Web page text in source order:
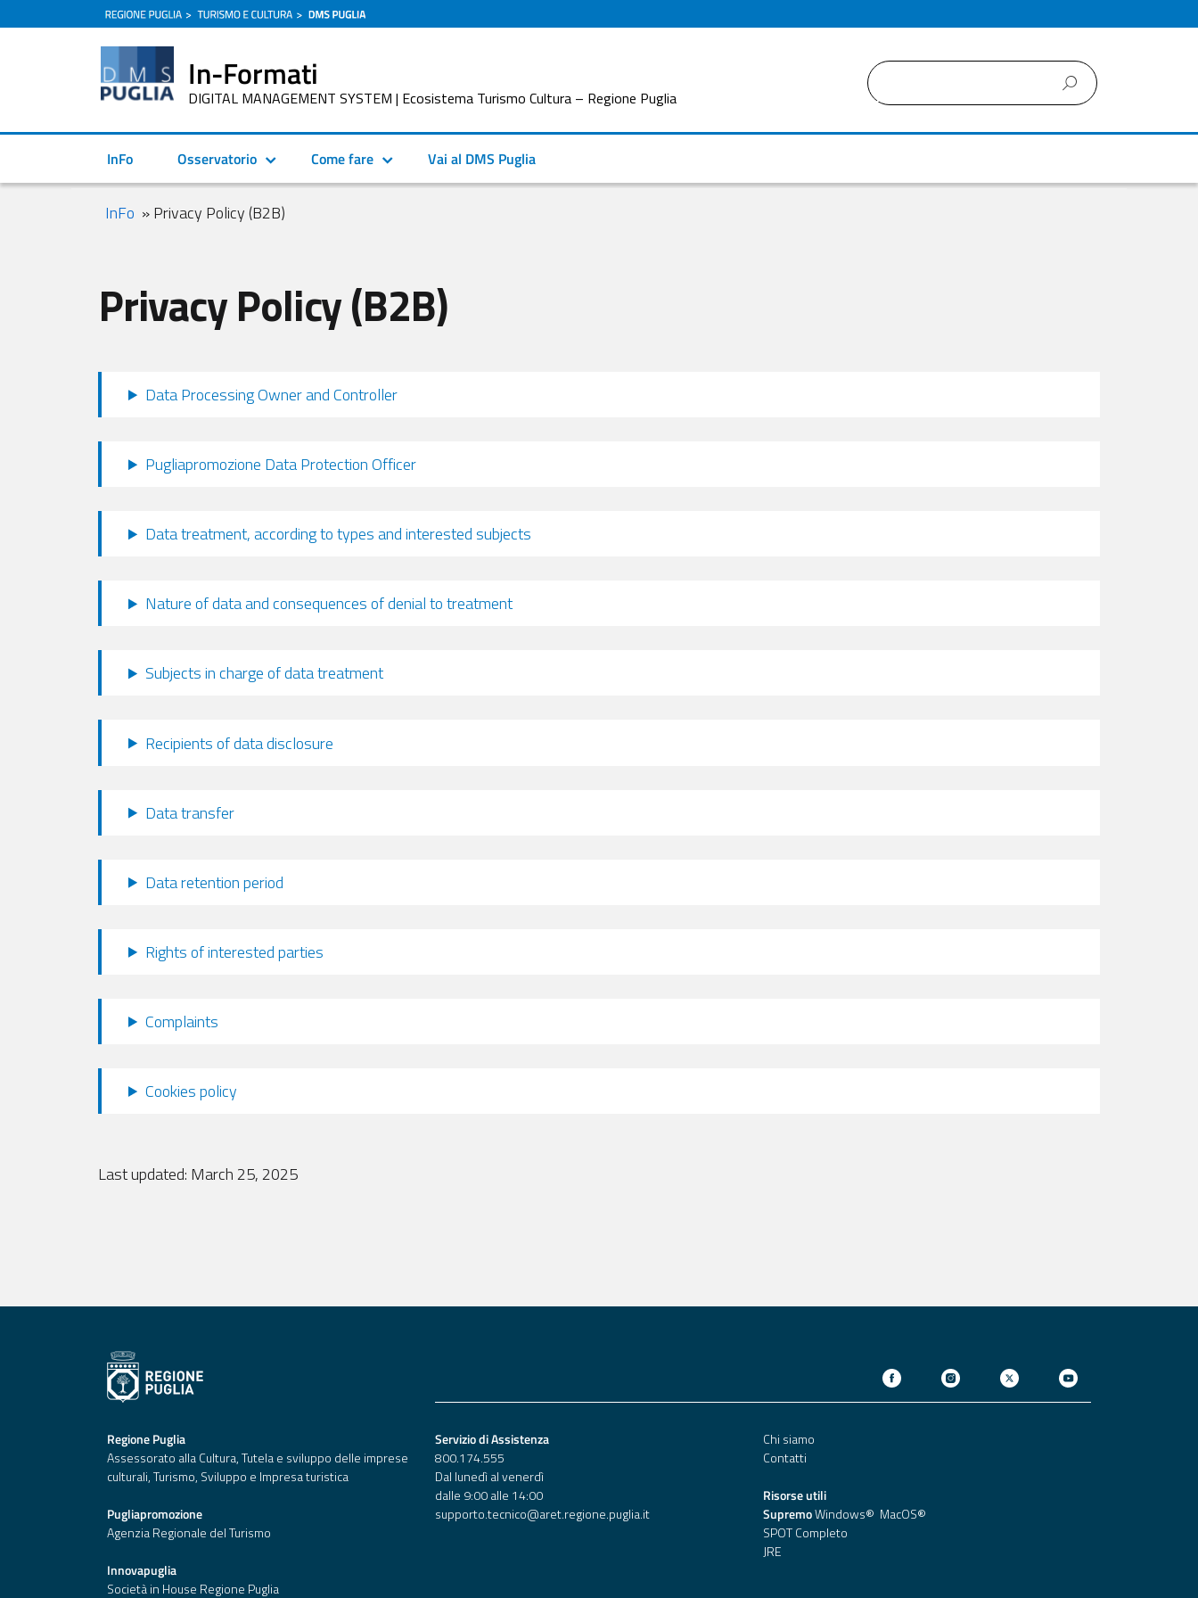
In-Formati
DIGITAL MANAGEMENT SYSTEM | Ecosistema Turismo Cultura – Regione Puglia
InFo Osservatorio Come fare Vai al DMS Puglia
InFo » Privacy Policy (B2B)
Privacy Policy (B2B)
Data Processing Owner and Controller
Pugliapromozione Data Protection Officer
Data treatment, according to types and interested subjects
Nature of data and consequences of denial to treatment
Subjects in charge of data treatment
Recipients of data disclosure
Data transfer
Data retention period
Rights of interested parties
Complaints
Cookies policy
Last updated: March 25, 2025
Regione Puglia
Assessorato alla Cultura, Tutela e sviluppo delle imprese
culturali, Turismo, Sviluppo e Impresa turistica
Pugliapromozione
Agenzia Regionale del Turismo
Innovapuglia
Società in House Regione Puglia
Servizio di Assistenza
800.174.555
Dal lunedì al venerdì
dalle 9:00 alle 14:00
supporto.tecnico@aret.regione.puglia.it
Chi siamo
Contatti
Risorse utili
SupremoWindows® MacOS®
SPOT Completo
JRE